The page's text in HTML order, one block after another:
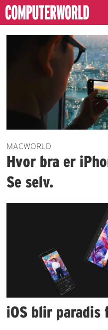
Emne:
MACWORLD
Hvor bra er
Se selv.
iOS blir paradis